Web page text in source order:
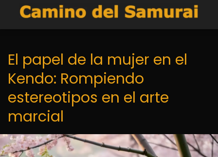
El papel de la mujer en el
Kendo: Rompiendo
estereotipos en el arte
marcial